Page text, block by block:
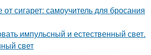
от сигарет: самоучитель для бросания
импульсный и естественный свет.
свет